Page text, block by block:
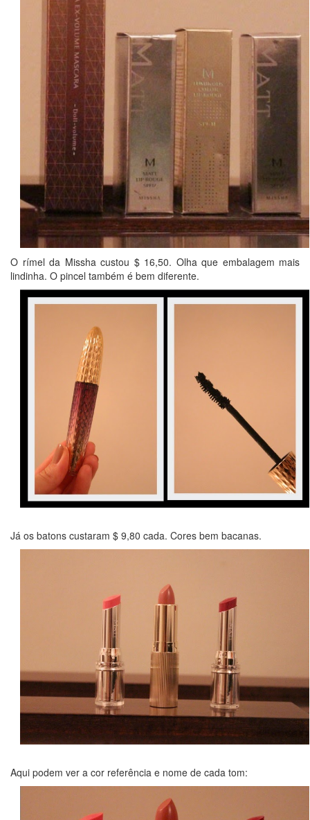
O rímel da Missha custou $ 16,50. Olha que embalagem mais
lindinha. O pincel também é bem diferente.
Já os batons custaram $ 9,80 cada. Cores bem bacanas.
Aqui podem ver a cor referência e nome de cada tom: